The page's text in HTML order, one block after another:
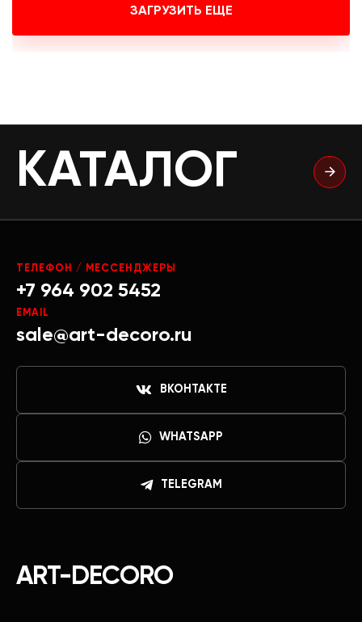
ЗАГРУЗИТЬ ЕЩЕ
КАТАЛОГ
ART-DECORO
ТЕЛЕФОН / МЕССЕНДЖЕРЫ
+7 964 902 5452
EMAIL
sale@art-decoro.ru
ВКОНТАКТЕ
WHATSAPP
TELEGRAM